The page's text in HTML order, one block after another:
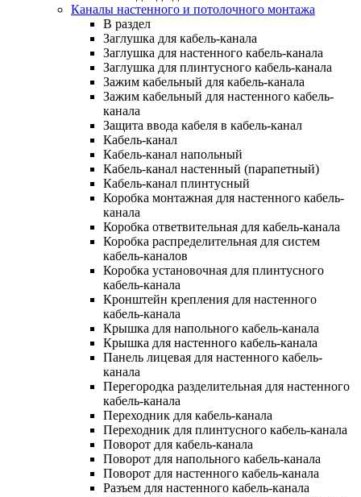
Каналы настенного и потолочного монтажа
В раздел
Заглушка для кабель-канала
Заглушка для настенного кабель-канала
Заглушка для плинтусного кабель-канала
Зажим кабельный для кабель-канала
Зажим кабельный для настенного кабель-
канала
Защита ввода кабеля в кабель-канал
Кабель-канал
Кабель-канал напольный
Кабель-канал настенный (парапетный)
Кабель-канал плинтусный
Коробка монтажная для настенного кабель-
канала
Коробка ответвительная для кабель-канала
Коробка распределительная для систем
кабель-каналов
Коробка установочная для плинтусного
кабель-канала
Кронштейн крепления для настенного
кабель-канала
Крышка для напольного кабель-канала
Крышка для настенного кабель-канала
Панель лицевая для настенного кабель-
канала
Перегородка разделительная для настенного
кабель-канала
Переходник для кабель-канала
Переходник для плинтусного кабель-канала
Поворот для кабель-канала
Поворот для напольного кабель-канала
Поворот для настенного кабель-канала
Разъем для настенного кабель-канала